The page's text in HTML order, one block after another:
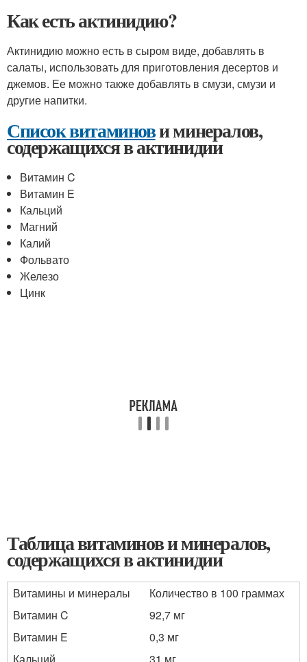
Как есть актинидию?
Актинидию можно есть в сыром виде, добавлять в
салаты, использовать для приготовления десертов и
джемов. Ее можно также добавлять в смузи, смузи и
другие напитки.
Список витаминови минералов,
содержащихся в актинидии
Витамин C
Витамин E
Кальций
Магний
Калий
Фольвато
Железо
Цинк
Таблица витаминов и минералов,
содержащихся в актинидии
Витамины и минералы
Количество в 100 граммах
Витамин C
92,7 мг
Витамин E
0,3 мг